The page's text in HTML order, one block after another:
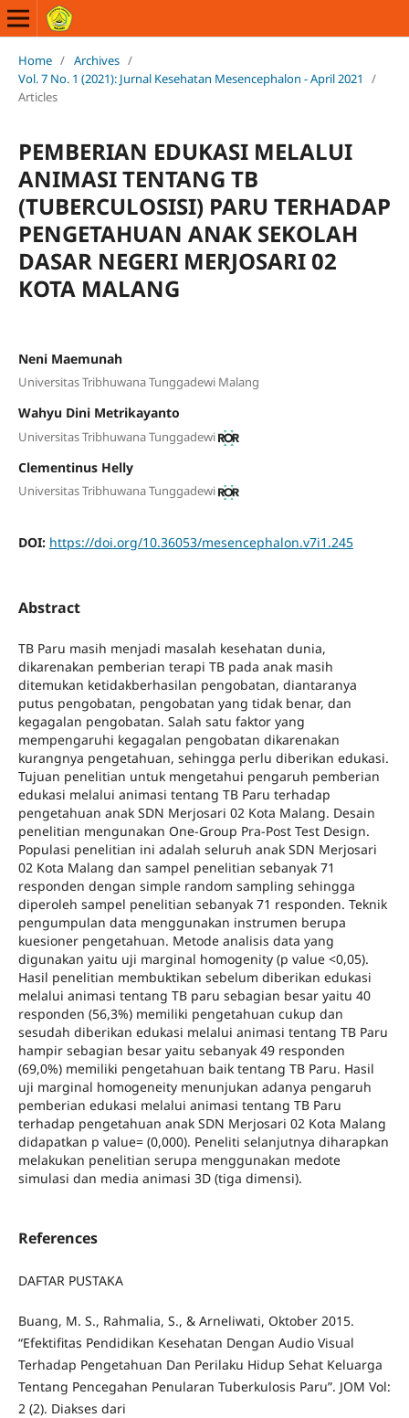
Home / Archives /
Vol. 7 No. 1 (2021): Jurnal Kesehatan Mesencephalon - April 2021
/
Articles
PEMBERIAN EDUKASI MELALUI
ANIMASI TENTANG TB
(TUBERCULOSISI) PARU TERHADAP
PENGETAHUAN ANAK SEKOLAH
DASAR NEGERI MERJOSARI 02
KOTA MALANG
Neni Maemunah
Universitas Tribhuwana Tunggadewi Malang
Wahyu Dini Metrikayanto
Universitas Tribhuwana Tunggadewi
Clementinus Helly
Universitas Tribhuwana Tunggadewi
DOI: https://doi.org/10.36053/mesencephalon.v7i1.245
Abstract
TB Paru masih menjadi masalah kesehatan dunia,
dikarenakan pemberian terapi TB pada anak masih
ditemukan ketidakberhasilan pengobatan, diantaranya
putus pengobatan, pengobatan yang tidak benar, dan
kegagalan pengobatan. Salah satu faktor yang
mempengaruhi kegagalan pengobatan dikarenakan
kurangnya pengetahuan, sehingga perlu diberikan edukasi.
Tujuan penelitian untuk mengetahui pengaruh pemberian
edukasi melalui animasi tentang TB Paru terhadap
pengetahuan anak SDN Merjosari 02 Kota Malang. Desain
penelitian mengunakan One-Group Pra-Post Test Design.
Populasi penelitian ini adalah seluruh anak SDN Merjosari
02 Kota Malang dan sampel penelitian sebanyak 71
responden dengan simple random sampling sehingga
diperoleh sampel penelitian sebanyak 71 responden. Teknik
pengumpulan data menggunakan instrumen berupa
kuesioner pengetahuan. Metode analisis data yang
digunakan yaitu uji marginal homogenity (p value <0,05).
Hasil penelitian membuktikan sebelum diberikan edukasi
melalui animasi tentang TB paru sebagian besar yaitu 40
responden (56,3%) memiliki pengetahuan cukup dan
sesudah diberikan edukasi melalui animasi tentang TB Paru
hampir sebagian besar yaitu sebanyak 49 responden
(69,0%) memiliki pengetahuan baik tentang TB Paru. Hasil
uji marginal homogeneity menunjukan adanya pengaruh
pemberian edukasi melalui animasi tentang TB Paru
terhadap pengetahuan anak SDN Merjosari 02 Kota Malang
didapatkan p value= (0,000). Peneliti selanjutnya diharapkan
melakukan penelitian serupa menggunakan medote
simulasi dan media animasi 3D (tiga dimensi).
References
DAFTAR PUSTAKA
Buang, M. S., Rahmalia, S., & Arneliwati, Oktober 2015.
“Efektifitas Pendidikan Kesehatan Dengan Audio Visual
Terhadap Pengetahuan Dan Perilaku Hidup Sehat Keluarga
Tentang Pencegahan Penularan Tuberkulosis Paru”. JOM Vol:
2 (2). Diakses dari